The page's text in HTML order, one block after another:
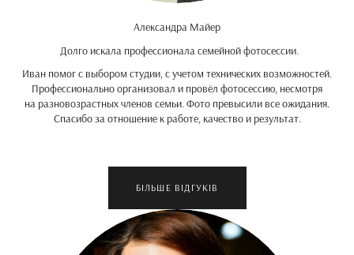
Александра Майер
Долго искала профессионала семейной фотосессии.
Иван помог с выбором студии, с учетом технических возможностей.
Профессионально организовал и провёл фотосессию, несмотря
на разновозрастных членов семьи. Фото превысили все ожидания.
Спасибо за отношение к работе, качество и результат.
БІЛЬШЕ ВІДГУКІВ